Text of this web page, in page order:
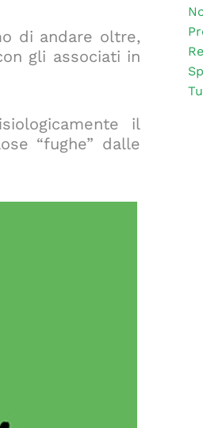
di andare oltre,
gli associati in
il
“fughe” dalle